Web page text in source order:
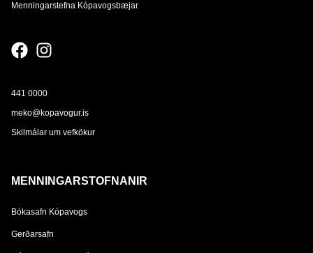
Menningarstefna Kópavogsbæjar
441 0000
meko@kopavogur.is
Skilmálar um vefkökur
MENNINGARSTOFNANIR
Bókasafn Kópavogs
Gerðarsafn